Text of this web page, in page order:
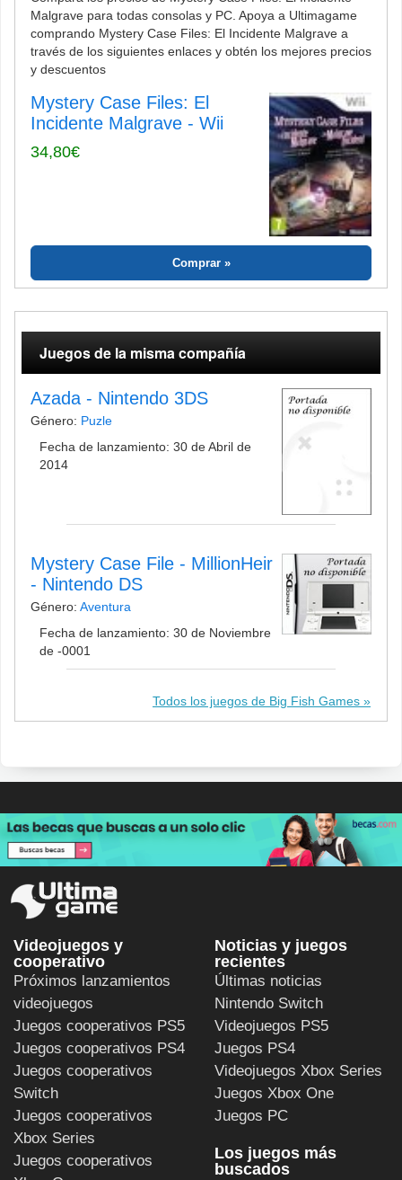
Malgrave para todas consolas y PC. Apoya a Ultimagame
comprando Mystery Case Files: El Incidente Malgrave a
través de los siguientes enlaces y obtén los mejores precios
y descuentos
Mystery Case Files: El
Incidente Malgrave - Wii
34,80€
Comprar
Juegos de la misma compañía
Azada - Nintendo 3DS
Género: Puzle
Fecha de lanzamiento: 30 de Abril de
2014
Mystery Case File - MillionHeir
- Nintendo DS
Género: Aventura
Fecha de lanzamiento: 30 de Noviembre
de -0001
Todos los juegos de Big Fish Games
Videojuegos y
cooperativo
Próximos lanzamientos
videojuegos
Juegos cooperativos PS5
Juegos cooperativos PS4
Juegos cooperativos
Switch
Juegos cooperativos
Xbox Series
Juegos cooperativos
Noticias y juegos
recientes
Últimas noticias
Nintendo Switch
Videojuegos PS5
Juegos PS4
Videojuegos Xbox Series
Juegos Xbox One
Juegos PC
Los juegos más
buscados